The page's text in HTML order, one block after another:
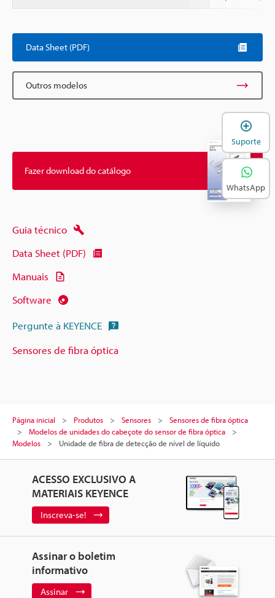
Data Sheet (PDF)
Outros modelos
Fazer download do catálogo
Guia técnico
Data Sheet (PDF)
Manuais
Software
Pergunte à KEYENCE
Sensores de fibra óptica
Página inicial Produtos Sensores
Sensores de fibra óptica
Modelos de unidades do cabeçote do sensor de fibra óptica
Modelos
Unidade de fibra de detecção de nível de líquido
ACESSO EXCLUSIVO A
MATERIAIS KEYENCE
Inscreva-se!
Assinar o boletim
informativo
Assinar
Suporte
WhatsApp